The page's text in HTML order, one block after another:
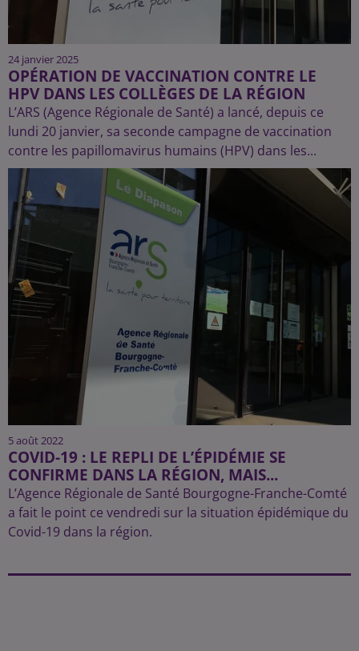
24 janvier 2025
OPÉRATION DE VACCINATION CONTRE LE
HPV DANS LES COLLÈGES DE LA RÉGION
L’ARS (Agence Régionale de Santé) a lancé, depuis ce
lundi 20 janvier, sa seconde campagne de vaccination
contre les papillomavirus humains (HPV) dans les...
5 août 2022
COVID-19 : LE REPLI DE L’ÉPIDÉMIE SE
CONFIRME DANS LA RÉGION, MAIS...
L’Agence Régionale de Santé Bourgogne-Franche-Comté
a fait le point ce vendredi sur la situation épidémique du
Covid-19 dans la région.